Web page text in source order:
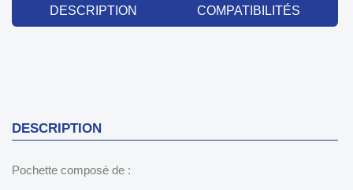
DESCRIPTION COMPATIBILITÉS
DESCRIPTION
Pochette composé de :